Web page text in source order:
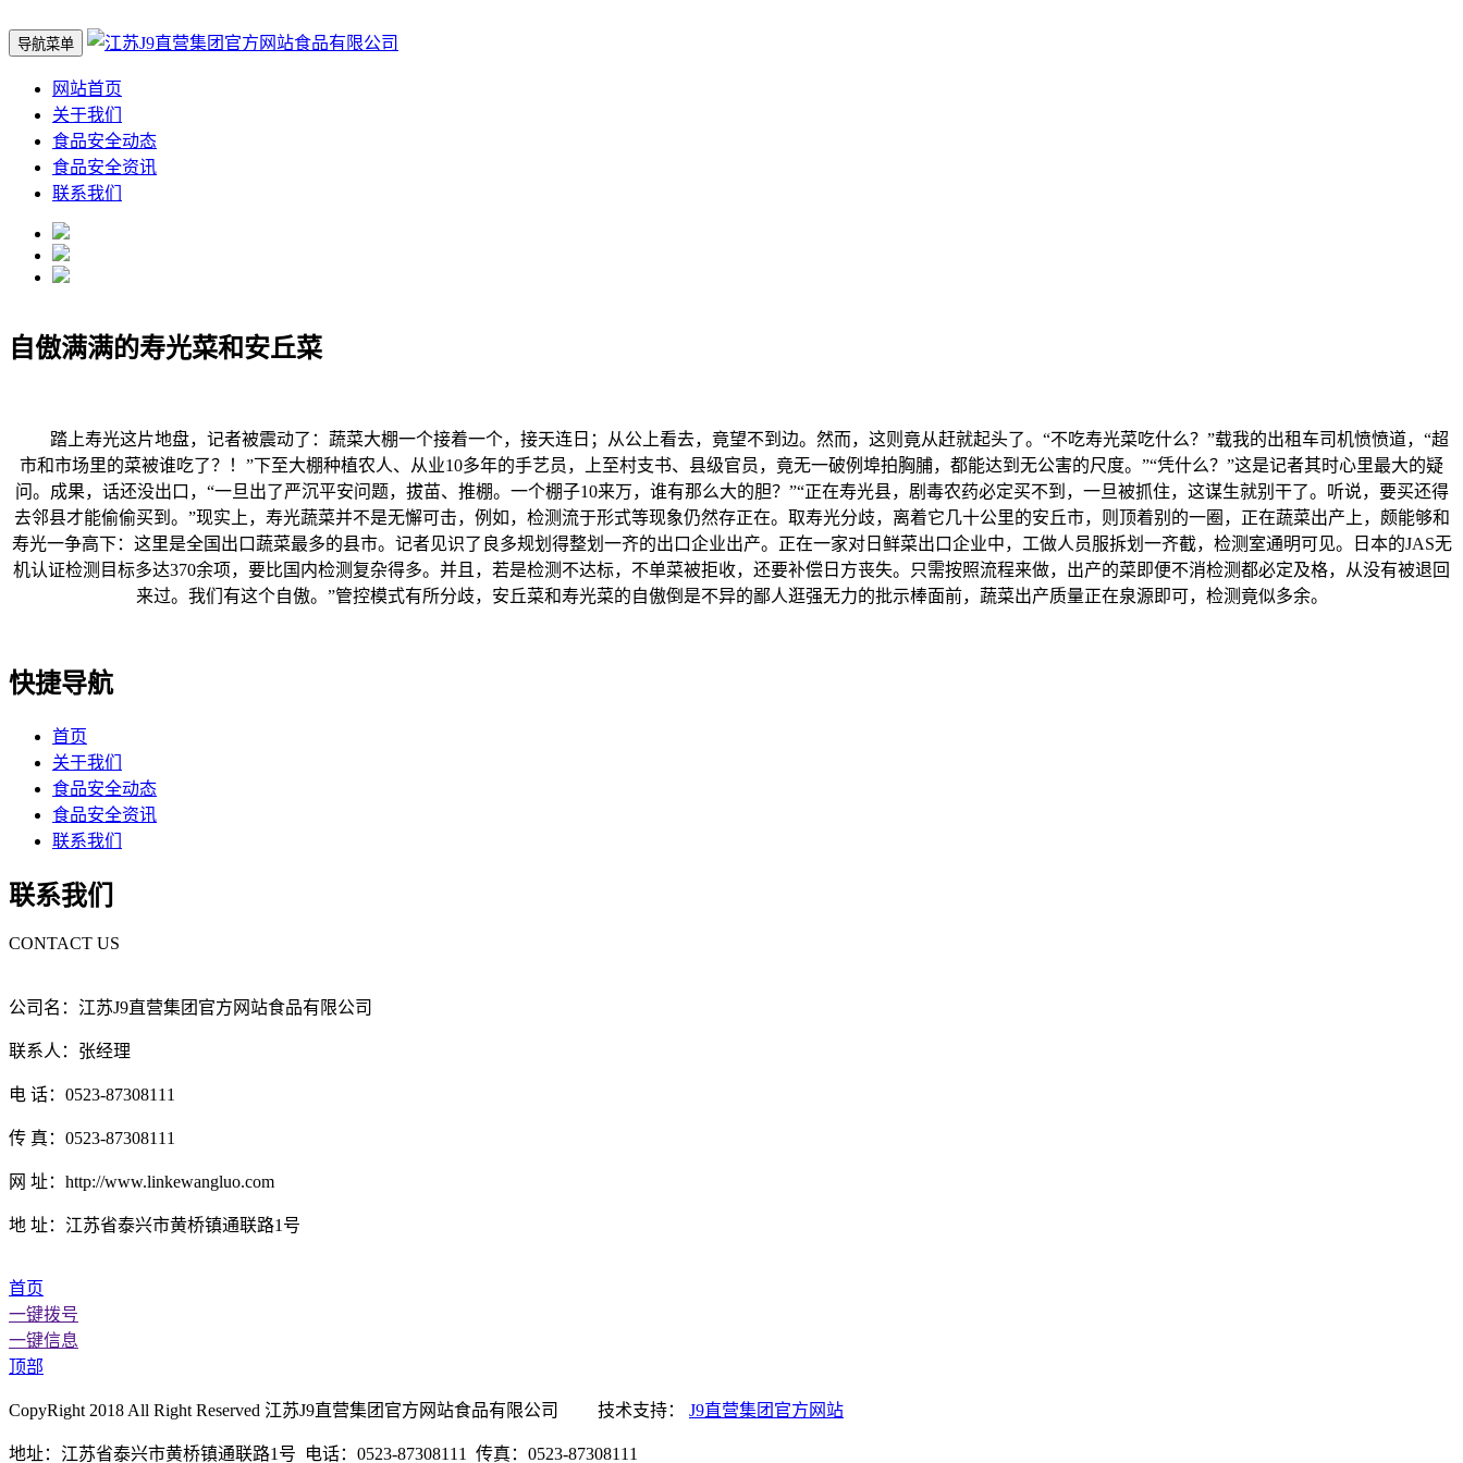
导航菜单
网站首页
关于我们
食品安全动态
食品安全资讯
联系我们
自傲满满的寿光菜和安丘菜
踏上寿光这片地盘，记者被震动了：蔬菜大棚一个接着一个，接天连日；从公上看去，竟望不到边。然而，这则竟从赶就起头了。“不吃寿光菜吃什么？”载我的出租车司机愤愤道，“超
市和市场里的菜被谁吃了？！”下至大棚种植农人、从业10多年的手艺员，上至村支书、县级官员，竟无一破例埠拍胸脯，都能达到无公害的尺度。”“凭什么？”这是记者其时心里最大的疑
问。成果，话还没出口，“一旦出了严沉平安问题，拔苗、推棚。一个棚子10来万，谁有那么大的胆？”“正在寿光县，剧毒农药必定买不到，一旦被抓住，这谋生就别干了。听说，要买还得
去邻县才能偷偷买到。”现实上，寿光蔬菜并不是无懈可击，例如，检测流于形式等现象仍然存正在。取寿光分歧，离着它几十公里的安丘市，则顶着别的一圈，正在蔬菜出产上，颇能够和
寿光一争高下：这里是全国出口蔬菜最多的县市。记者见识了良多规划得整划一齐的出口企业出产。正在一家对日鲜菜出口企业中，工做人员服拆划一齐截，检测室通明可见。日本的JAS无
机认证检测目标多达370余项，要比国内检测复杂得多。并且，若是检测不达标，不单菜被拒收，还要补偿日方丧失。只需按照流程来做，出产的菜即便不消检测都必定及格，从没有被退回
来过。我们有这个自傲。”管控模式有所分歧，安丘菜和寿光菜的自傲倒是不异的鄙人逛强无力的批示棒面前，蔬菜出产质量正在泉源即可，检测竟似多余。
快捷导航
首页
关于我们
食品安全动态
食品安全资讯
联系我们
联系我们
CONTACT US
公司名：江苏J9直营集团官方网站食品有限公司
联系人：张经理
电 话：0523-87308111
传 真：0523-87308111
网 址：http://www.linkewangluo.com
地 址：江苏省泰兴市黄桥镇通联路1号
首页
一键拨号
一键信息
顶部
CopyRight 2018 All Right Reserved 江苏J9直营集团官方网站食品有限公司 技术支持： J9直营集团官方网站
地址：江苏省泰兴市黄桥镇通联路1号 电话：0523-87308111 传真：0523-87308111